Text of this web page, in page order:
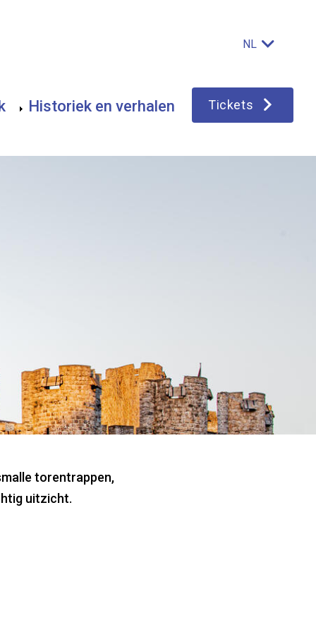
NL
Main
Historiek en verhalen Tickets
torentrappen,
uitzicht.